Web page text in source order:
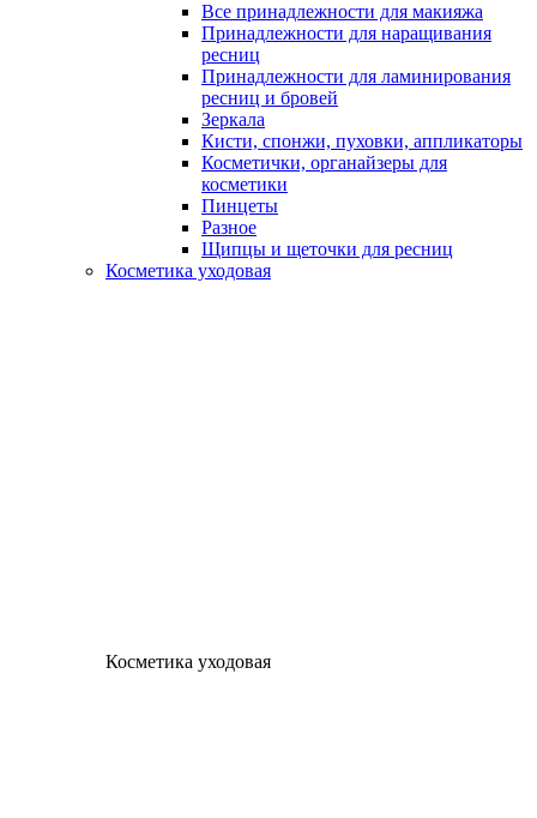
Все принадлежности для макияжа
Принадлежности для наращивания
ресниц
Принадлежности для ламинирования
ресниц и бровей
Зеркала
Кисти, спонжи, пуховки, аппликаторы
Косметички, органайзеры для
косметики
Пинцеты
Разное
Щипцы и щеточки для ресниц
Косметика уходовая
Косметика уходовая